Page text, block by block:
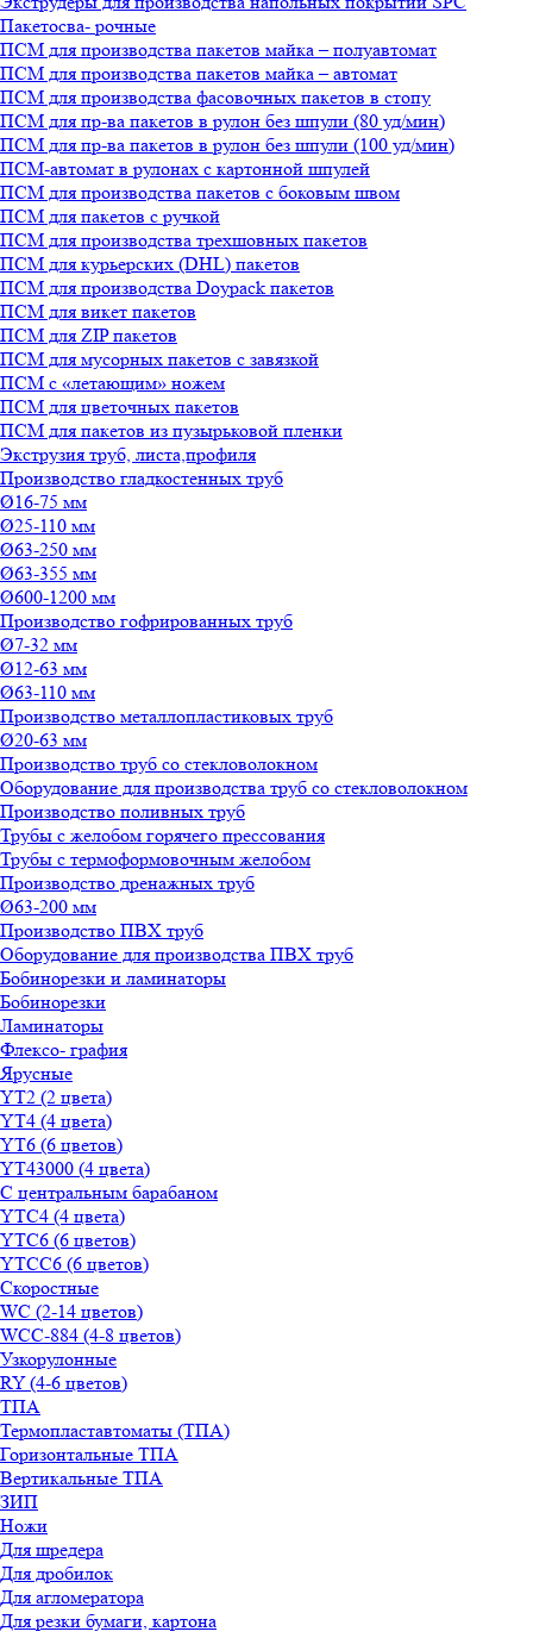
Пакетосва- рочные
ПСМ для производства пакетов майка – полуавтомат
ПСМ для производства пакетов майка – автомат
ПСМ для производства фасовочных пакетов в стопу
ПСМ для пр-ва пакетов в рулон без шпули (80 уд/мин)
ПСМ для пр-ва пакетов в рулон без шпули (100 уд/мин)
ПСМ-автомат в рулонах с картонной шпулей
ПСМ для производства пакетов с боковым швом
ПСМ для пакетов с ручкой
ПСМ для производства трехшовных пакетов
ПСМ для курьерских (DHL) пакетов
ПСМ для производства Doypack пакетов
ПСМ для викет пакетов
ПСМ для ZIP пакетов
ПСМ для мусорных пакетов с завязкой
ПСМ с «летающим» ножем
ПСМ для цветочных пакетов
ПСМ для пакетов из пузырьковой пленки
Экструзия труб, листа,профиля
Производство гладкостенных труб
Ø16-75 мм
Ø25-110 мм
Ø63-250 мм
Ø63-355 мм
Ø600-1200 мм
Производство гофрированных труб
Ø7-32 мм
Ø12-63 мм
Ø63-110 мм
Производство металлопластиковых труб
Ø20-63 мм
Производство труб со стекловолокном
Оборудование для производства труб со стекловолокном
Производство поливных труб
Трубы с желобом горячего прессования
Трубы с термоформовочным желобом
Производство дренажных труб
Ø63-200 мм
Производство ПВХ труб
Оборудование для производства ПВХ труб
Бобинорезки и ламинаторы
Бобинорезки
Ламинаторы
Флексо- графия
Ярусные
YT2 (2 цвета)
YT4 (4 цвета)
YT6 (6 цветов)
YT43000 (4 цвета)
С центральным барабаном
YТС4 (4 цвета)
YТС6 (6 цветов)
YТСC6 (6 цветов)
Скоростные
WС (2-14 цветов)
WСС-884 (4-8 цветов)
Узкорулонные
RY (4-6 цветов)
ТПА
Термопластавтоматы (ТПА)
Горизонтальные ТПА
Вертикальные ТПА
ЗИП
Ножи
Для шредера
Для дробилок
Для агломератора
Для резки бумаги, картона